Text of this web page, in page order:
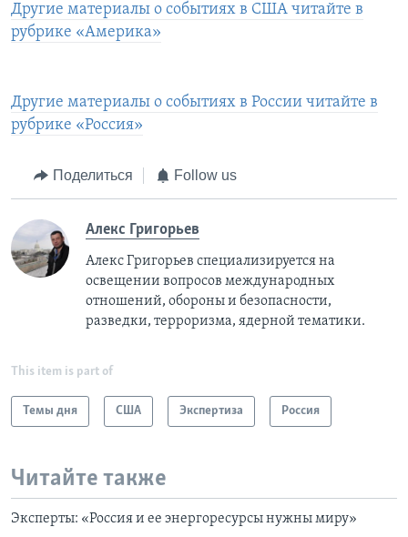
Другие материалы о событиях в США читайте в
рубрике «Америка»
Другие материалы о событиях в России читайте в
рубрике «Россия»
Поделиться Follow us
Алекс Григорьев
Алекс Григорьев специализируется на
освещении вопросов международных
отношений, обороны и безопасности,
разведки, терроризма, ядерной тематики.
This item is part of
Темы дня США Экспертиза Россия
Читайте также
Эксперты: «Россия и ее энергоресурсы нужны миру»